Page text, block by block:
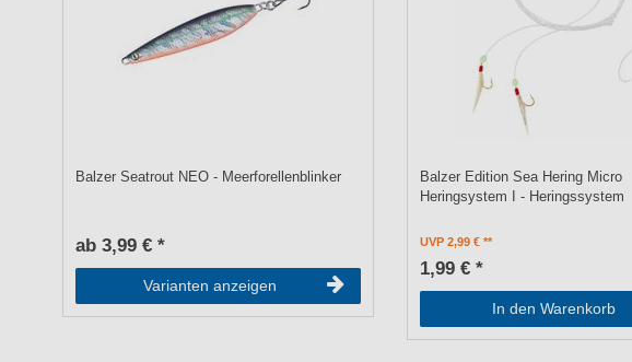
Balzer Seatrout NEO - Meerforellenblinker
ab 3,99 € *
Varianten anzeigen
Balzer Edition Sea Hering Micro
Heringsystem I - Heringssystem
UVP 2,99 €
1,99 € *
In den Warenkorb